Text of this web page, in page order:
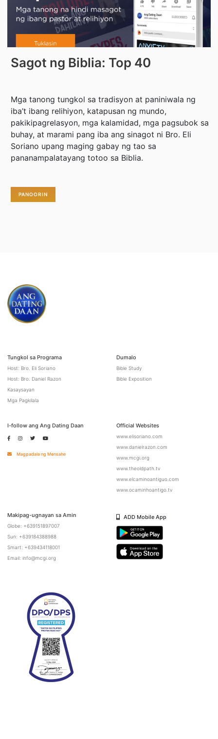
Sagot ng Biblia: Top 40
Mga tanong tungkol sa tradisyon at paniniwala ng
iba’t ibang relihiyon, katapusan ng mundo,
pakikipagrelasyon, mga kalamidad, mga pagsubok sa
buhay, at marami pang iba ang sinagot ni Bro. Eli
Soriano upang maging gabay ng tao sa
pananampalatayang totoo sa Biblia.
PANOORIN
Tungkol sa Programa
Host: Bro. Eli Soriano
Host: Bro. Daniel Razon
Kasaysayan
Mga Pagkilala
Dumalo
Bible Study
Bible Exposition
I-follow ang Ang Dating Daan
Magpadala ng Mensahe
Official Websites
www.elisoriano.com
www.danielrazon.com
www.mcgi.org
www.theoldpath.tv
www.elcaminoantiguo.com
www.ocaminhoantigo.tv
Makipag-ugnayan sa Amin
Globe: +639151897007
Sun: +639184388988
Smart: +639434118001
Email: info@mcgi.org
ADD Mobile App